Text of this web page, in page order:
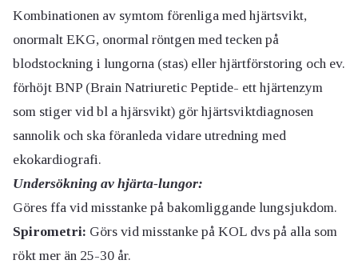
Kombinationen av symtom förenliga med hjärtsvikt,
onormalt EKG, onormal röntgen med tecken på
blodstockning i lungorna (stas) eller hjärtförstoring och ev.
förhöjt BNP (Brain Natriuretic Peptide- ett hjärtenzym
som stiger vid bl a hjärsvikt) gör hjärtsviktdiagnosen
sannolik och ska föranleda vidare utredning med
ekokardiografi.
Undersökning av hjärta-lungor:
Göres ffa vid misstanke på bakomliggande lungsjukdom.
Spirometri: Görs vid misstanke på KOL dvs på alla som
rökt mer än 25-30 år.